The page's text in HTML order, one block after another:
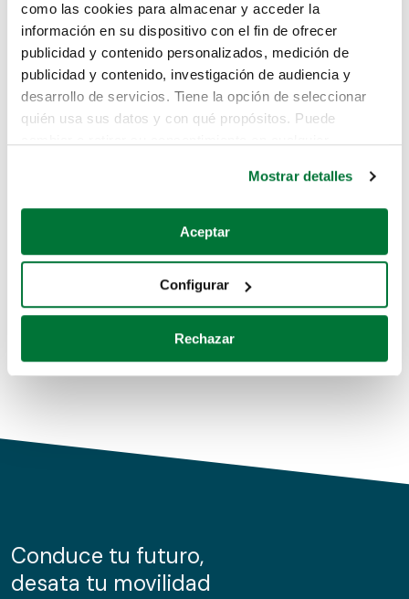
como las cookies para almacenar y acceder la
información en su dispositivo con el fin de ofrecer
publicidad y contenido personalizados, medición de
publicidad y contenido, investigación de audiencia y
desarrollo de servicios. Tiene la opción de seleccionar
quién usa sus datos y con qué propósitos. Puede
Si lo permite, también quisiéramos:
Recopilar información sobre su ubicación geográfica
Identificar su dispositivo analizándolo activamente
para buscar características específicas (huellas
Obtenga más información sobre cómo se procesan sus
de cookies.
información sobre el uso que haga del sitio web con
nuestros partners de redes sociales, publicidad y análisis
Mostrar detalles
Aceptar
Configurar
Rechazar
Lo sentimos, no sabemos como
te hemos traido hasta aquí.
Pero puedes encontrar el coche que estás
buscando en alguno de estos enlaces:
Coches de segunda mano
Coches de km0
Conduce tu futuro,
desata tu movilidad